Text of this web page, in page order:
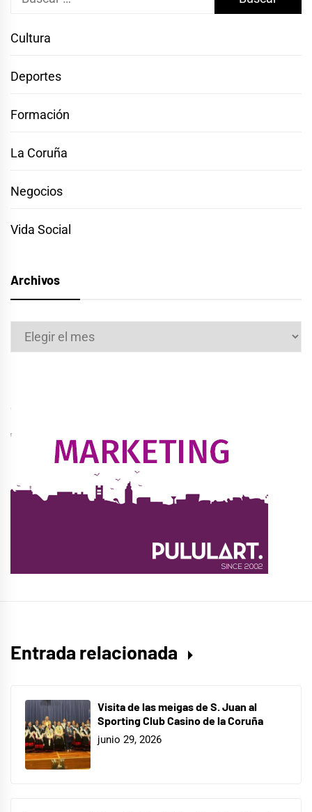
Cultura
Deportes
Formación
La Coruña
Negocios
Vida Social
Archivos
Archivos
Entrada relacionada
Visita de las meigas de S. Juan al
Sporting Club Casino de la Coruña
junio 29, 2026